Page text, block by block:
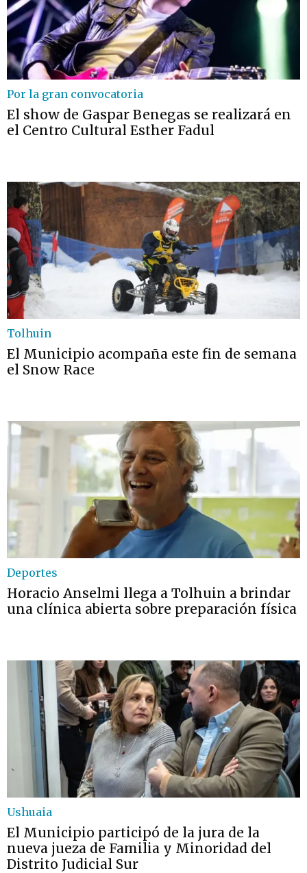
Por la gran convocatoria
El show de Gaspar Benegas se realizará en
el Centro Cultural Esther Fadul
Tolhuin
El Municipio acompaña este fin de semana
el Snow Race
Deportes
Horacio Anselmi llega a Tolhuin a brindar
una clínica abierta sobre preparación física
Ushuaia
El Municipio participó de la jura de la
nueva jueza de Familia y Minoridad del
Distrito Judicial Sur